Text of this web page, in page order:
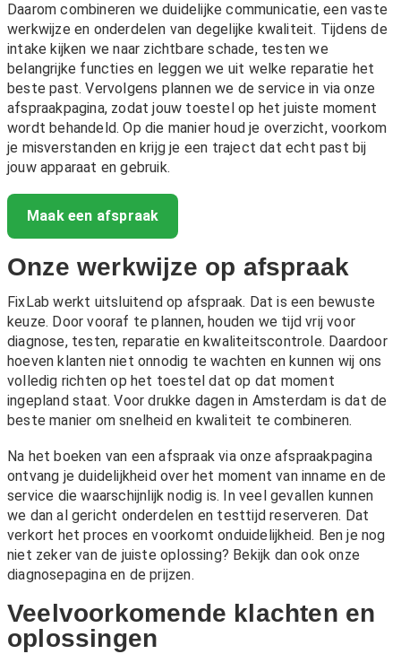
Daarom combineren we duidelijke communicatie, een vaste
werkwijze en onderdelen van degelijke kwaliteit. Tijdens de
intake kijken we naar zichtbare schade, testen we
belangrijke functies en leggen we uit welke reparatie het
beste past. Vervolgens plannen we de service in via onze
afspraakpagina, zodat jouw toestel op het juiste moment
wordt behandeld. Op die manier houd je overzicht, voorkom
je misverstanden en krijg je een traject dat echt past bij
jouw apparaat en gebruik.
Maak een afspraak
Onze werkwijze op afspraak
FixLab werkt uitsluitend op afspraak. Dat is een bewuste
keuze. Door vooraf te plannen, houden we tijd vrij voor
diagnose, testen, reparatie en kwaliteitscontrole. Daardoor
hoeven klanten niet onnodig te wachten en kunnen wij ons
volledig richten op het toestel dat op dat moment
ingepland staat. Voor drukke dagen in Amsterdam is dat de
beste manier om snelheid en kwaliteit te combineren.
Na het boeken van een afspraak via onze afspraakpagina
ontvang je duidelijkheid over het moment van inname en de
service die waarschijnlijk nodig is. In veel gevallen kunnen
we dan al gericht onderdelen en testtijd reserveren. Dat
verkort het proces en voorkomt onduidelijkheid. Ben je nog
niet zeker van de juiste oplossing? Bekijk dan ook onze
diagnosepaginaen deprijzen.
Veelvoorkomende klachten en
oplossingen